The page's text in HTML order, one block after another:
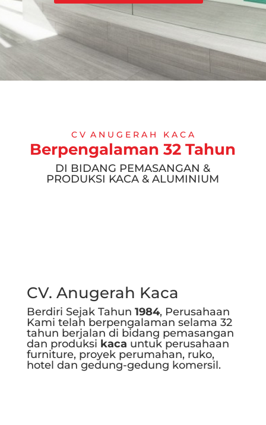
C V A N U G E R A H K A C A
Berpengalaman 32 Tahun
DI BIDANG PEMASANGAN &
PRODUKSI KACA & ALUMINIUM
CV. Anugerah Kaca
Berdiri Sejak Tahun 1984, Perusahaan
Kami telah berpengalaman selama 32
tahun berjalan di bidang pemasangan
dan produksi kaca untuk perusahaan
furniture, proyek perumahan, ruko,
hotel dan gedung-gedung komersil.